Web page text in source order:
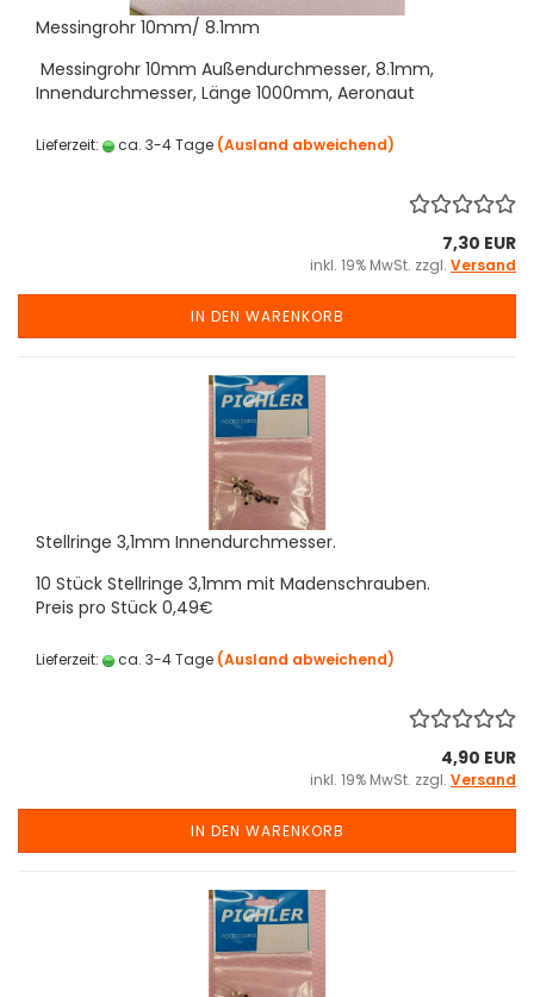
Messingrohr 10mm/ 8.1mm
Messingrohr 10mm Außendurchmesser, 8.1mm,
Innendurchmesser, Länge 1000mm, Aeronaut
Lieferzeit: ca. 3-4 Tage (Ausland abweichend)
7,30 EUR
inkl. 19% MwSt. zzgl. Versand
IN DEN WARENKORB
Stellringe 3,1mm Innendurchmesser.
10 Stück Stellringe 3,1mm mit Madenschrauben.
Preis pro Stück 0,49€
Lieferzeit: ca. 3-4 Tage (Ausland abweichend)
4,90 EUR
inkl. 19% MwSt. zzgl. Versand
IN DEN WARENKORB